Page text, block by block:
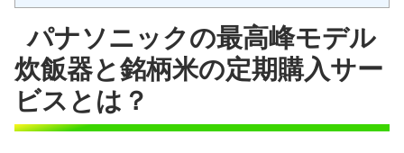
パナソニックの最高峰モデル
炊飯器と銘柄米の定期購入サー
ビスとは？